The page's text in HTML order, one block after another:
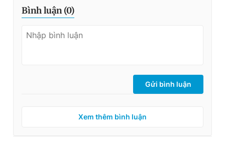
Bình luận (0)
Gửi bình luận
Xem thêm bình luận